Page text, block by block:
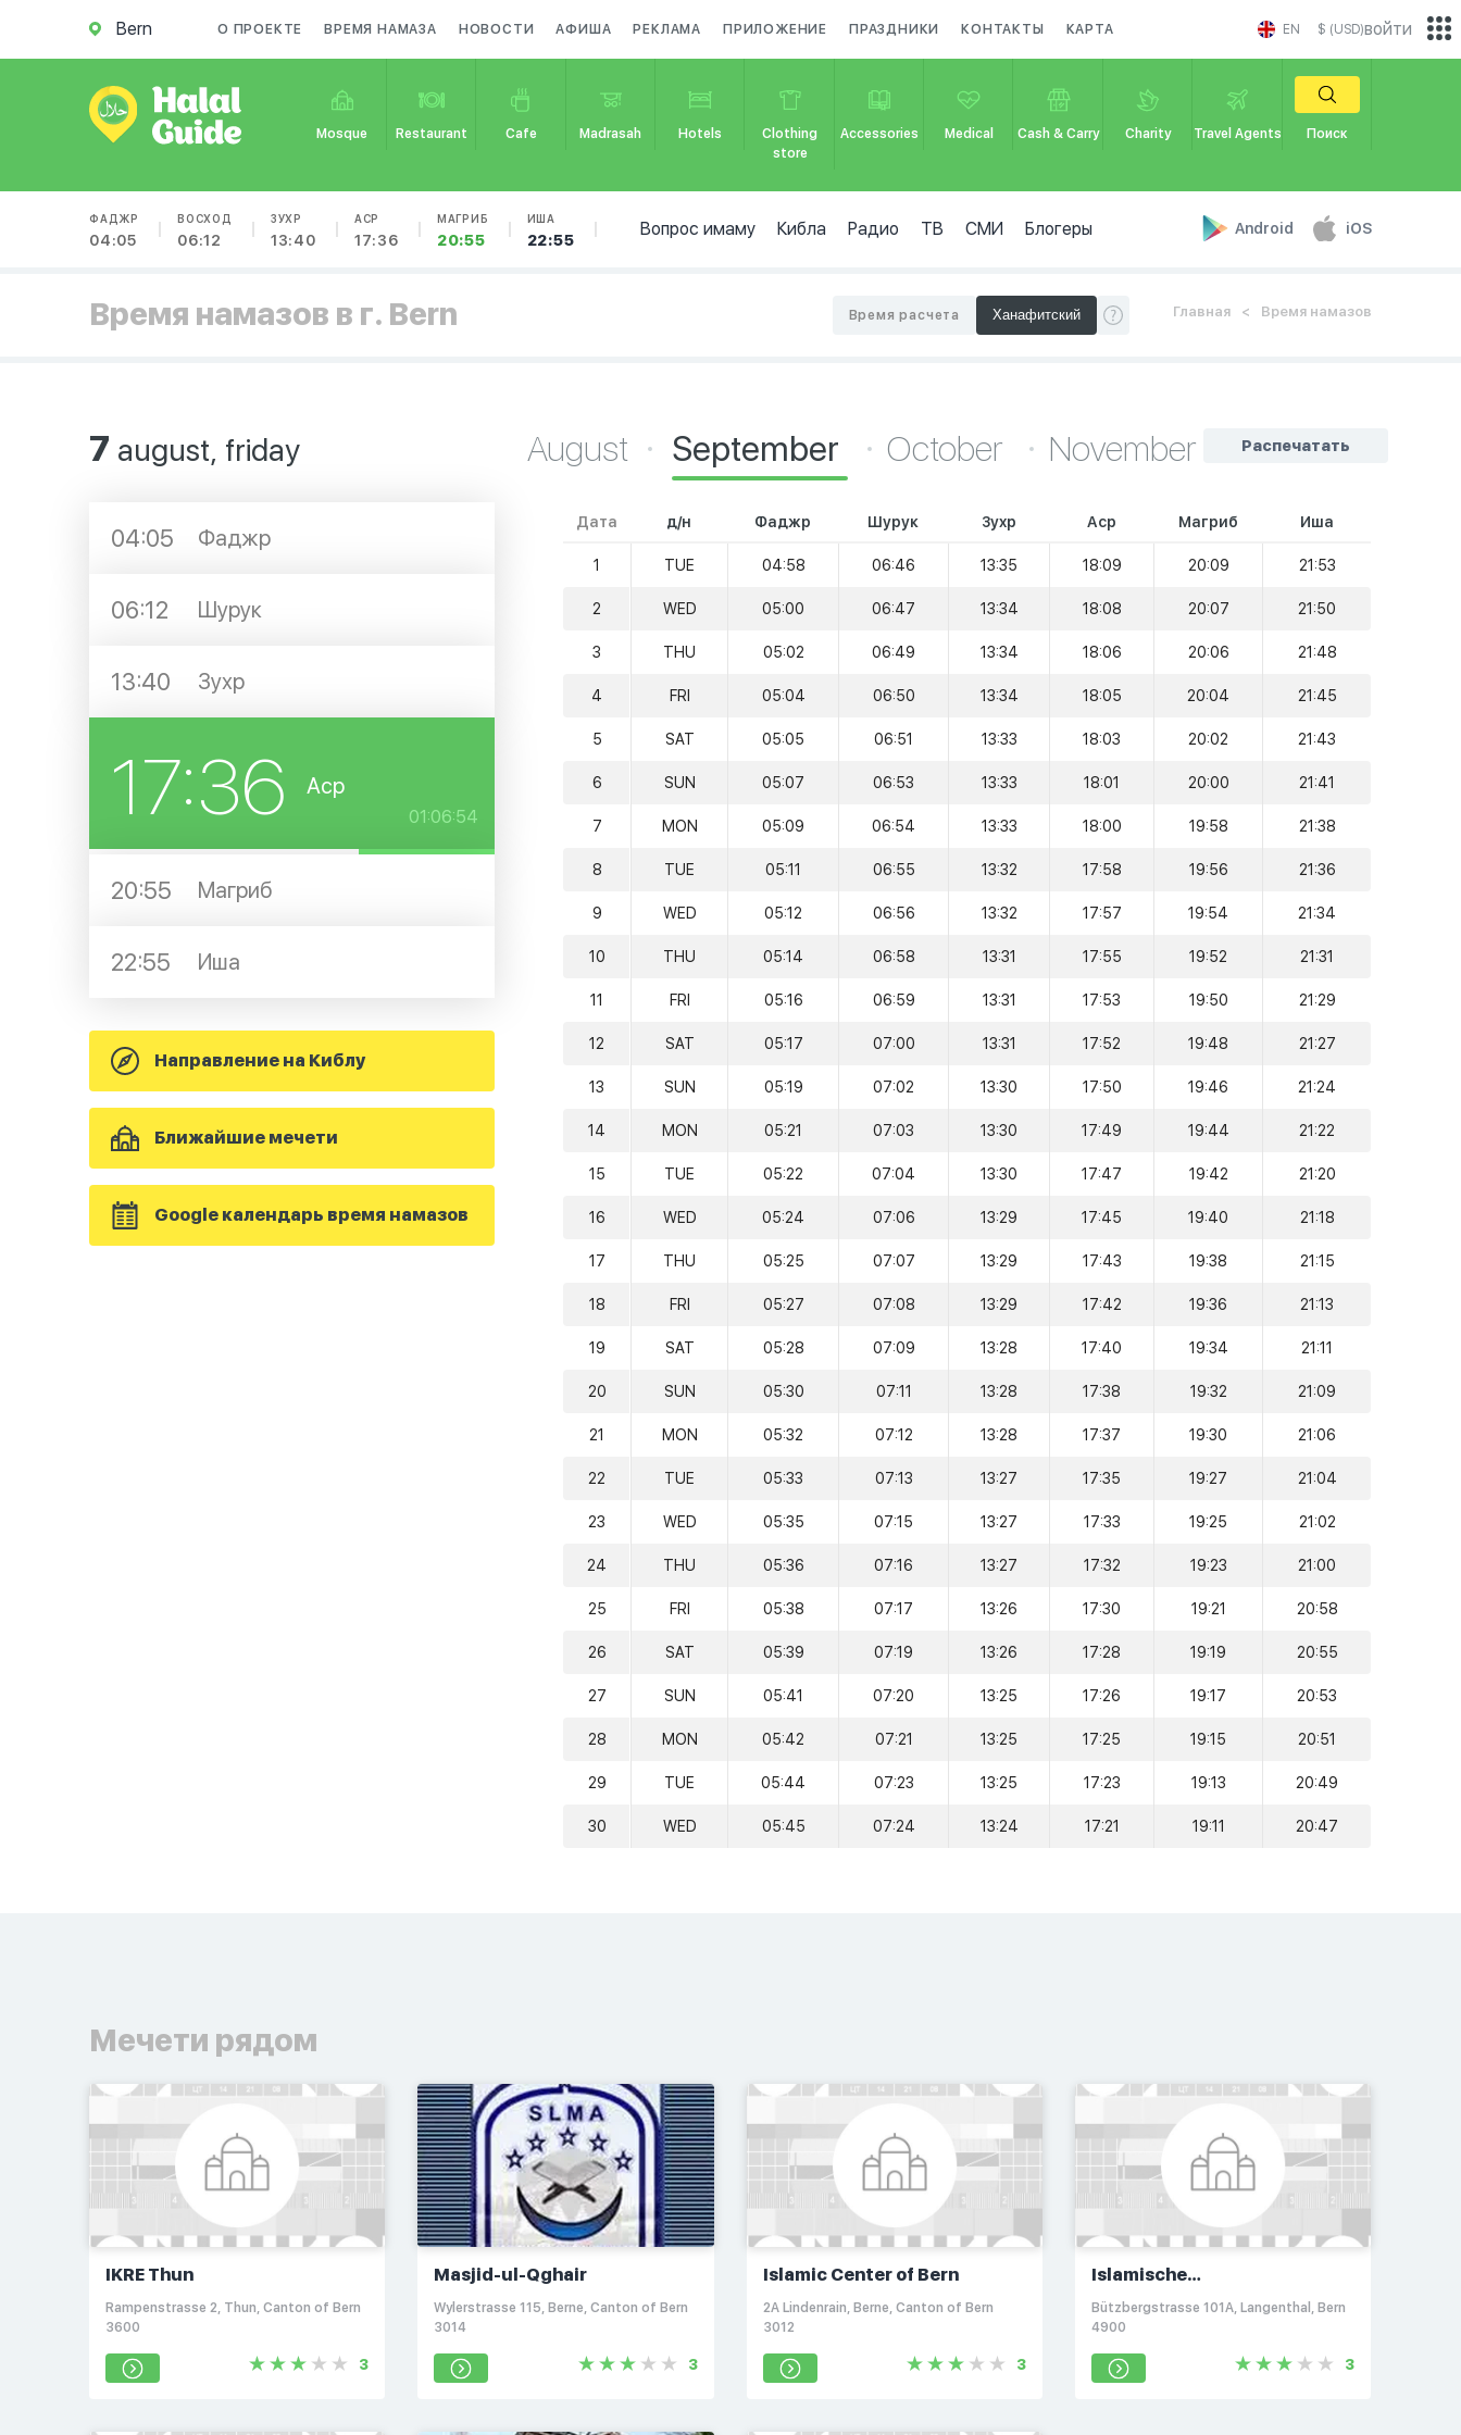
Bern О ПРОЕКТЕ ВРЕМЯ НАМАЗА НОВОСТИ АФИША РЕКЛАМА ПРИЛОЖЕНИЕ ПРАЗДНИКИ КОНТАКТЫ КАРТА EN $ (USD)
Mosque Restaurant Cafe Madrasah Hotels
Clothing
store
Accessories Medical Cash & Carry Charity Travel Agents Поиск
ФАДЖР
04:05
ВОСХОД
06:12
ЗУХР
13:40
АСР
17:36
МАГРИБ
20:55
ИША
22:55
Вопрос имаму Кибла Радио ТВ СМИ Блогеры Android iOS
войти
Время намазов в г. Bern Главная Время намазов
Время расчета
7 august, friday
04:05 Фаджр
06:12 Шурук
13:40 Зухр
17:36 Аср
01:06:53
20:55 Магриб
22:55 Иша
Направление на Киблу
Ближайшие мечети
Google календарь время намазов
Распечатать
August September October November
Дата д/н Фаджр Шурук Зухр Аср Магриб Иша
1 TUE 04:58 06:46 13:35 18:09 20:09 21:53
2 WED 05:00 06:47 13:34 18:08 20:07 21:50
3 THU 05:02 06:49 13:34 18:06 20:06 21:48
4 FRI 05:04 06:50 13:34 18:05 20:04 21:45
5 SAT 05:05 06:51 13:33 18:03 20:02 21:43
6 SUN 05:07 06:53 13:33 18:01 20:00 21:41
7 MON 05:09 06:54 13:33 18:00 19:58 21:38
8 TUE 05:11 06:55 13:32 17:58 19:56 21:36
9 WED 05:12 06:56 13:32 17:57 19:54 21:34
10 THU 05:14 06:58 13:31 17:55 19:52 21:31
11 FRI 05:16 06:59 13:31 17:53 19:50 21:29
12 SAT 05:17 07:00 13:31 17:52 19:48 21:27
13 SUN 05:19 07:02 13:30 17:50 19:46 21:24
14 MON 05:21 07:03 13:30 17:49 19:44 21:22
15 TUE 05:22 07:04 13:30 17:47 19:42 21:20
16 WED 05:24 07:06 13:29 17:45 19:40 21:18
17 THU 05:25 07:07 13:29 17:43 19:38 21:15
18 FRI 05:27 07:08 13:29 17:42 19:36 21:13
19 SAT 05:28 07:09 13:28 17:40 19:34 21:11
20 SUN 05:30 07:11 13:28 17:38 19:32 21:09
21 MON 05:32 07:12 13:28 17:37 19:30 21:06
22 TUE 05:33 07:13 13:27 17:35 19:27 21:04
23 WED 05:35 07:15 13:27 17:33 19:25 21:02
24 THU 05:36 07:16 13:27 17:32 19:23 21:00
25 FRI 05:38 07:17 13:26 17:30 19:21 20:58
26 SAT 05:39 07:19 13:26 17:28 19:19 20:55
27 SUN 05:41 07:20 13:25 17:26 19:17 20:53
28 MON 05:42 07:21 13:25 17:25 19:15 20:51
29 TUE 05:44 07:23 13:25 17:23 19:13 20:49
30 WED 05:45 07:24 13:24 17:21 19:11 20:47
Мечети рядом
IKRE Thun
Rampenstrasse 2, Thun, Canton of Bern
3600
3
Masjid-ul-Qghair
Wylerstrasse 115, Berne, Canton of Bern
3014
3
Islamic Center of Bern
2A Lindenrain, Berne, Canton of Bern
3012
3
Islamische
Glaubensgemeinschaft
Bützbergstrasse 101A, Langenthal, Bern
4900
3